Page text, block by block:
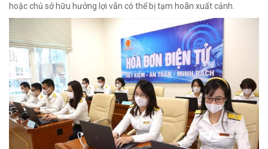
hoặc chủ sở hữu hưởng lợi vẫn có thể bị tạm hoãn xuất cảnh.